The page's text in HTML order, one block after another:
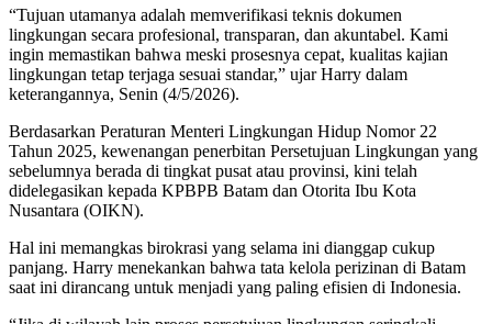
“Tujuan utamanya adalah memverifikasi teknis dokumen
lingkungan secara profesional, transparan, dan akuntabel. Kami
ingin memastikan bahwa meski prosesnya cepat, kualitas kajian
lingkungan tetap terjaga sesuai standar,” ujar Harry dalam
keterangannya, Senin (4/5/2026).
Berdasarkan Peraturan Menteri Lingkungan Hidup Nomor 22
Tahun 2025, kewenangan penerbitan Persetujuan Lingkungan yang
sebelumnya berada di tingkat pusat atau provinsi, kini telah
didelegasikan kepada KPBPB Batam dan Otorita Ibu Kota
Nusantara (OIKN).
Hal ini memangkas birokrasi yang selama ini dianggap cukup
panjang. Harry menekankan bahwa tata kelola perizinan di Batam
saat ini dirancang untuk menjadi yang paling efisien di Indonesia.